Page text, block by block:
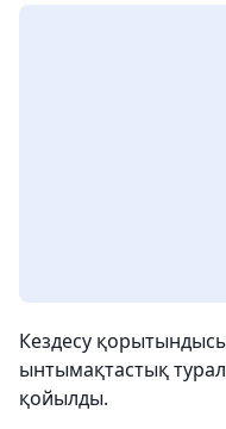
Кездесу
ынтымақтастық
қойылды.